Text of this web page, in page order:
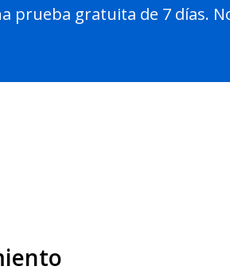
prueba gratuita de 7 días.